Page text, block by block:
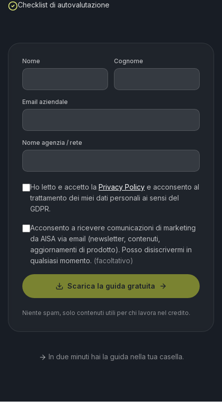
Checklist di autovalutazione
Nome Cognome
Email aziendale
Nome agenzia / rete
Ho letto e accetto la Privacy Policy e acconsento al
trattamento dei miei dati personali ai sensi del
GDPR.
Acconsento a ricevere comunicazioni di marketing
da AISA via email (newsletter, contenuti,
aggiornamenti di prodotto). Posso disiscrivermi in
qualsiasi momento. (facoltativo)
Scarica la guida gratuita
Niente spam, solo contenuti utili per chi lavora nel credito.
In due minuti hai la guida nella tua casella.